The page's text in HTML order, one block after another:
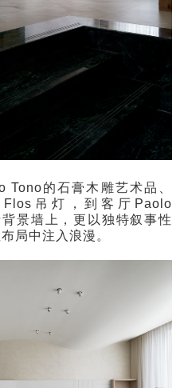
Tono的石膏木雕艺术品、
吊灯，到客厅Paolo
景墙上，更以独特叙事性
局中注入浪漫。